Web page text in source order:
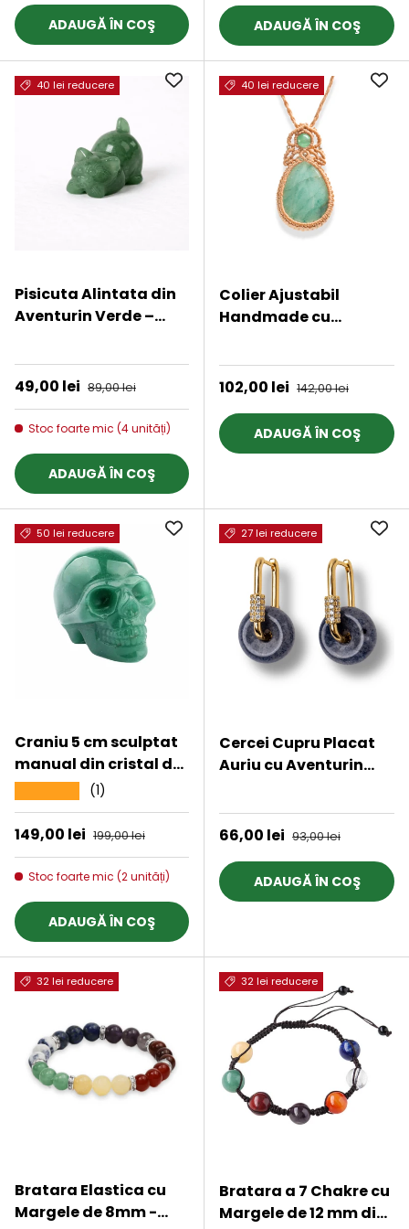
7 chakreADAUGĂ ÎN COŞ ADAUGĂ ÎN COŞ
40 lei reducere
Pisicuta Alintata din
Aventurin Verde –
Linistita
Preț de vânzare
49,00 lei Preț obișnuit
89,00 lei
Stoc foarte mic (4 unități)
ADAUGĂ ÎN COŞ
40 lei reducere
Colier Ajustabil
Handmade cu
forma de Strop de
Ploaie - Maro,
cm
Preț de vânzare
102,00 lei Preț obișnuit
142,00 lei
ADAUGĂ ÎN COŞ
50 lei reducere
Craniu 5 cm sculptat
manual din cristal de
Aventurin piatra
semipretioasa
vindecatoare
Figurina artistica
pentru decor de
decoratiune pentru
biroul de acasa
(1)
Preț de vânzare
149,00 lei Preț obișnuit
199,00 lei
Stoc foarte mic (2 unități)
ADAUGĂ ÎN COŞ
27 lei reducere
Cercei Cupru Placat
Auriu cu Aventurin
Claritate, Calm si
Echilibru Interior
Preț de vânzare
66,00 lei Preț obișnuit
93,00 lei
ADAUGĂ ÎN COŞ
32 lei reducere
Bratara Elastica cu
Margele de 8mm -
32 lei reducere
Bratara a 7 Chakre cu
Margele de 12 mm din